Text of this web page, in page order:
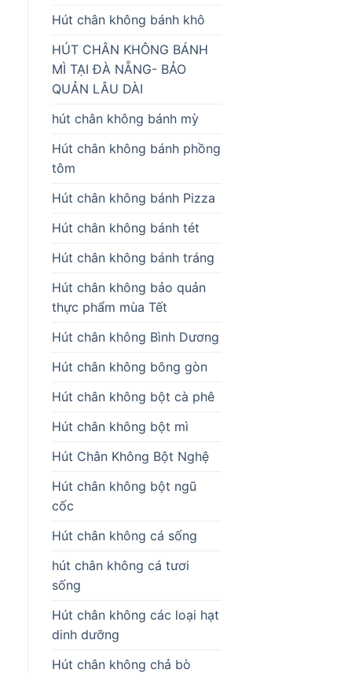
Hút chân không bánh khô
HÚT CHÂN KHÔNG BÁNH
MÌ TẠI ĐÀ NẴNG- BẢO
QUẢN LÂU DÀI
hút chân không bánh mỳ
Hút chân không bánh phồng
tôm
Hút chân không bánh Pizza
Hút chân không bánh tét
Hút chân không bánh tráng
Hút chân không bảo quản
thực phẩm mùa Tết
Hút chân không Bình Dương
Hút chân không bông gòn
Hút chân không bột cà phê
Hút chân không bột mì
Hút Chân Không Bột Nghệ
Hút chân không bột ngũ
cốc
Hút chân không cá sống
hút chân không cá tươi
sống
Hút chân không các loại hạt
dinh dưỡng
Hút chân không chả bò